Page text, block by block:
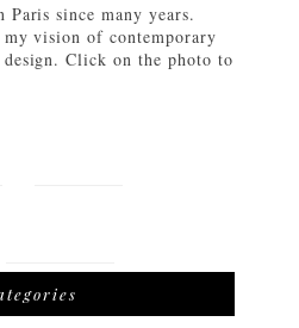
since many years.
vision of contemporary
Click on the photo to